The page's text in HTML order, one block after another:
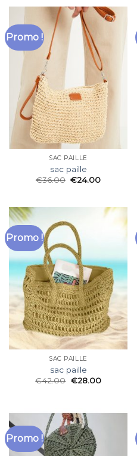
Promo !
SAC PAILLE
sac paille
€36.00 €24.00
Promo !
SAC PAILLE
sac paille
€42.00 €28.00
Promo !